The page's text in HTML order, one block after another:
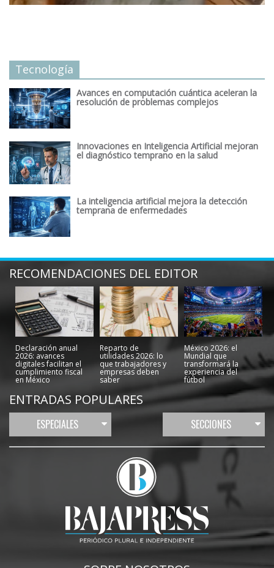
Tecnología
Avances en computación cuántica aceleran la
resolución de problemas complejos
Innovaciones en Inteligencia Artificial mejoran
el diagnóstico temprano en la salud
La inteligencia artificial mejora la detección
temprana de enfermedades
RECOMENDACIONES DEL EDITOR
Declaración anual
2026: avances
digitales facilitan el
cumplimiento fiscal
en México
Reparto de
utilidades 2026: lo
que trabajadores y
empresas deben
saber
México 2026: el
Mundial que
transformará la
experiencia del
fútbol
ENTRADAS POPULARES
ESPECIALES SECCIONES